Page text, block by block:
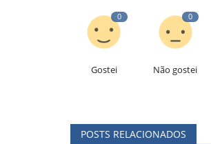
0
Gostei
0
Não gostei
POSTS RELACIONADOS